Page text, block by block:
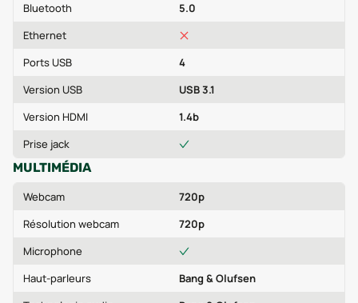
Bluetooth
5.0
Ethernet
Ports USB
4
Version USB
USB 3.1
Version HDMI
1.4b
Prise jack
MULTIMÉDIA
Webcam
720p
Résolution webcam
720p
Microphone
Haut-parleurs
Bang & Olufsen